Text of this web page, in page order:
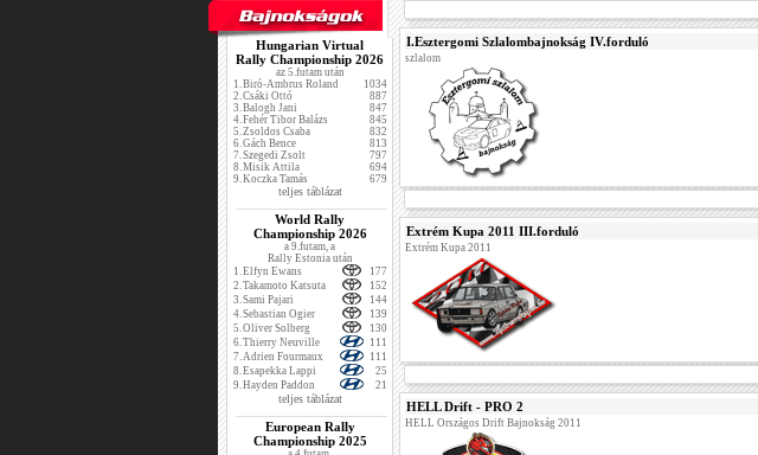
Hungarian Virtual
Rally Championship 2026
az 5.futam után
1.Biró-Ambrus Roland
1034
2.Csáki Ottó
887
3.Balogh Jani
847
4.Fehér Tibor Balázs
845
5.Zsoldos Csaba
832
6.Gách Bence
813
7.Szegedi Zsolt
797
8.Misik Attila
694
9.Koczka Tamás 679
teljes táblázat
World Rally
Championship 2026
a 9.futam, a
Rally Estonia után
1.Elfyn Ewans
177
2.Takamoto Katsuta
152
3.Sami Pajari
144
4.Sebastian Ogier
139
5.Oliver Solberg
130
6.Thierry Neuville
111
7.Adrien Fourmaux
111
8.Esapekka Lappi
25
9.Hayden Paddon 21
teljes táblázat
European Rally
Championship 2025
I.Esztergomi Szlalombajnokság IV.forduló
szlalom
Extrém Kupa 2011 III.forduló
Extrém Kupa 2011
HELL Drift - PRO 2
HELL Országos Drift Bajnokság 2011